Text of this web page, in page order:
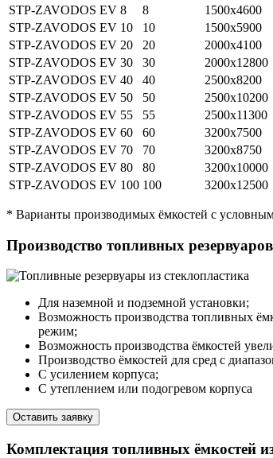
STP-ZAVODOS EV 8
8
1500х4600
STP-ZAVODOS EV 10
10
1500х5900
STP-ZAVODOS EV 20
20
2000х4100
STP-ZAVODOS EV 30
30
2000х12800
STP-ZAVODOS EV 40
40
2500х8200
STP-ZAVODOS EV 50
50
2500х10200
STP-ZAVODOS EV 55
55
2500х11300
STP-ZAVODOS EV 60
60
3200х7500
STP-ZAVODOS EV 70
70
3200х8750
STP-ZAVODOS EV 80
80
3200х10000
STP-ZAVODOS EV 100 100 3200х12500
* Варианты производимых ёмкостей с
Производство топливных
Для наземной и подземной установки;
Возможность производства топливных
режим;
Возможность производства ёмкостей
Производство ёмкостей для сред с
С усилением корпуса;
С утеплением или подогревом корпуса
Оставить заявку
Комплектация топливных ёмкостей